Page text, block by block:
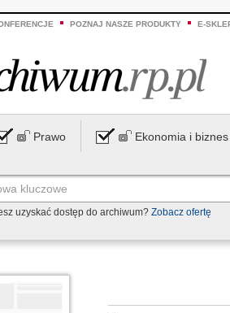
POZNAJ NASZE PRODUKTY E-
Prawo Ekonomia i biznes
uzyskać dostęp do archiwum? Zobacz ofertę